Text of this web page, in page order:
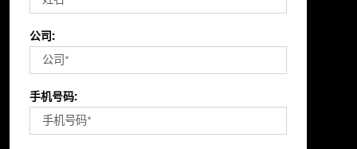
公司:
手机号码: